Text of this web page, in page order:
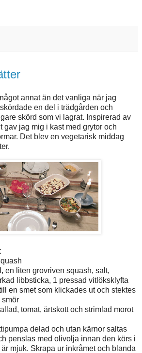
annat än det vanliga när jag
en del i trädgården och
skörd som vi lagrat. Inspirerad av
gav jag mig i kast med grytor och
Det blev en vegetarisk middag
en liten grovriven squash, salt,
libbsticka, 1 pressad vitlöksklyfta
en smet som klickades ut och stektes
smör
tomat, ärtskott och strimlad morot
delad och utan kärnor saltas
penslas med olivolja innan den körs i
mjuk. Skrapa ur inkråmet och blanda